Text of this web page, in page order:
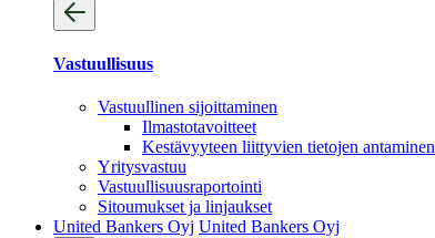
Vastuullisuus
Vastuullinen sijoittaminen
Ilmastotavoitteet
Kestävyyteen liittyvien tietojen antaminen
Yritysvastuu
Vastuullisuus­raportointi
Sitoumukset ja linjaukset
United Bankers Oyj United Bankers Oyj